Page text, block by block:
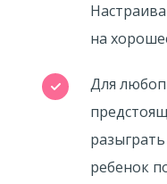
на
Для
ребенок